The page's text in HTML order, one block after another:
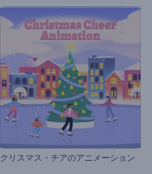
クリスマス・チアのアニメーション